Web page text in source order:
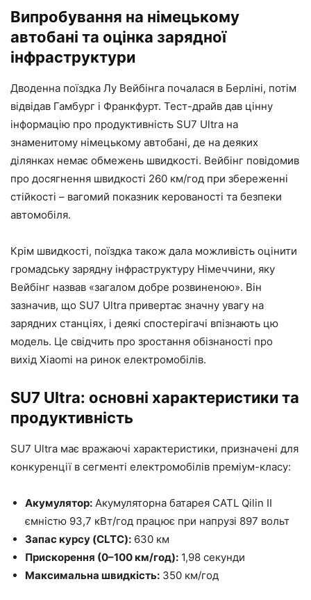
Випробування на німецькому
автобані та оцінка зарядної
інфраструктури
Дводенна поїздка Лу Вейбінга почалася в Берліні, потім
відвідав Гамбург і Франкфурт. Тест-драйв дав цінну
інформацію про продуктивність SU7 Ultra на
знаменитому німецькому автобані, де на деяких
ділянках немає обмежень швидкості. Вейбінг повідомив
про досягнення швидкості 260 км/год при збереженні
стійкості – вагомий показник керованості та безпеки
автомобіля.
Крім швидкості, поїздка також дала можливість оцінити
громадську зарядну інфраструктуру Німеччини, яку
Вейбінг назвав «загалом добре розвиненою». Він
зазначив, що SU7 Ultra привертає значну увагу на
зарядних станціях, і деякі спостерігачі впізнають цю
модель. Це свідчить про зростання обізнаності про
вихід Xiaomi на ринок електромобілів.
SU7 Ultra: основні характеристики та
продуктивність
SU7 Ultra має вражаючі характеристики, призначені для
конкуренції в сегменті електромобілів преміум-класу:
Акумулятор: Акумуляторна батарея CATL Qilin II
ємністю 93,7 кВт/год працює при напрузі 897 вольт
Запас курсу (CLTC): 630 км
Прискорення (0–100 км/год): 1,98 секунди
Максимальна швидкість: 350 км/год